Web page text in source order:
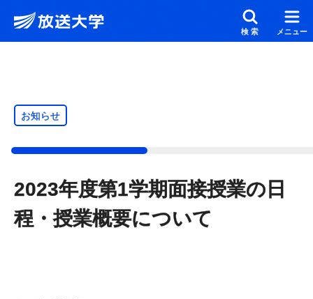
メインコンテンツにスキップ
検索 メニュー
お知らせ
2023年度第1学期面接授業の日
程・授業概要について